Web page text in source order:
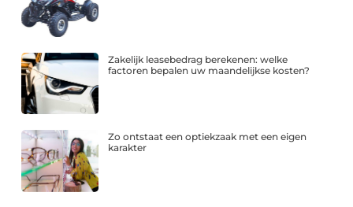
Zakelijk leasebedrag berekenen: welke
factoren bepalen uw maandelijkse kosten?
Zo ontstaat een optiekzaak met een eigen
karakter